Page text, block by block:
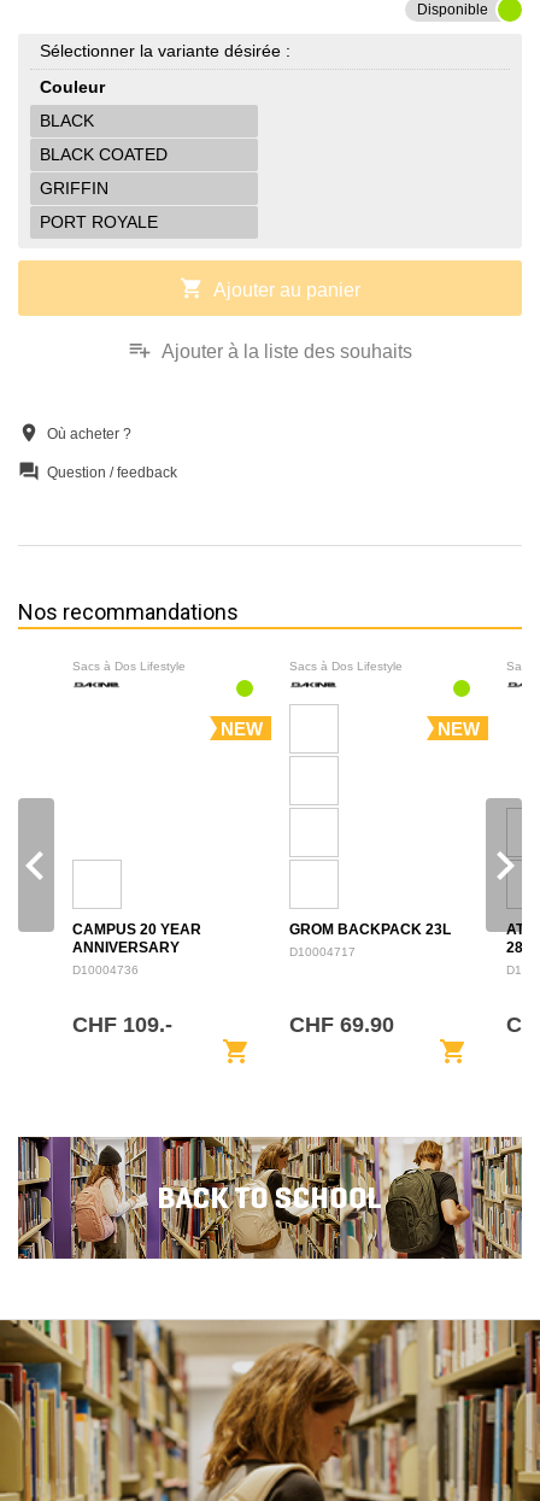
Disponible
Sélectionner la variante désirée :
Couleur
BLACK
BLACK COATED
GRIFFIN
PORT ROYALE
shopping_cart Ajouter au panier
playlist_add Ajouter à la liste des souhaits
location_on Où acheter ?
question_answer Question / feedback
Nos recommandations
Sacs à Dos Lifestyle
NEW
CAMPUS 20 YEAR
ANNIVERSARY
BACKPACK 28L
D10004736
CHF 109.-
shopping_cart
Sacs à Dos Lifestyle
NEW
GROM BACKPACK 23L
D10004717
CHF 69.90
shopping_cart
Sacs
28L
navigate_before navigate_next